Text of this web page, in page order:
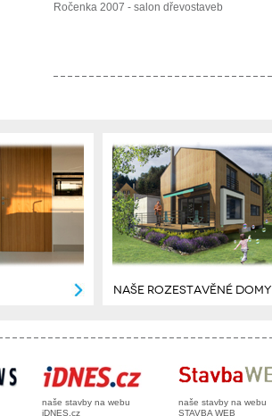
Ročenka 2007 - salon dřevostaveb
NAŠE ROZESTAVĚNÉ DOMY
naše stavby na webu
iDNES.cz
naše stavby na webu
STAVBA WEB